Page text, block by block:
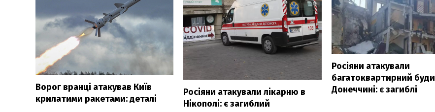
Ворог вранці атакував Київ
крилатими ракетами: деталі
Росіяни атакували лікарню в
Нікополі: є загиблий
Росіяни атакували
багатоквартирний
Донеччині: є загиблі